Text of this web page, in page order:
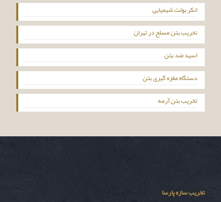
انکر بولت شیمیایی
تخریب بتن مسلح در تهران
اسید ضد بتن
دستگاه مغزه گیری بتن
تخریب بتن آرمه
تخریب سازه پارسا